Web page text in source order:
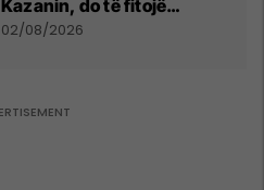
Kazanin, do të fitojë
miliona te Spartak Moska
02/08/2026